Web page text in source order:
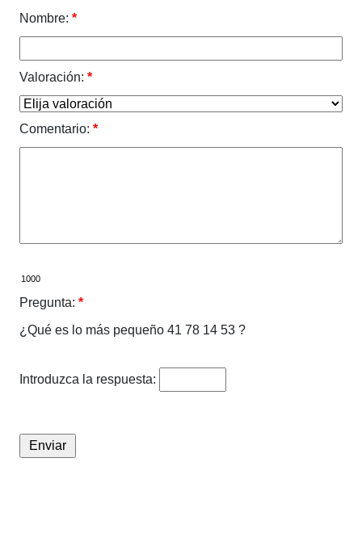
Nombre: *
Valoración: *
Comentario: *
Pregunta: *
¿Qué es lo más pequeño 41 78 14 53 ?
Introduzca la respuesta: